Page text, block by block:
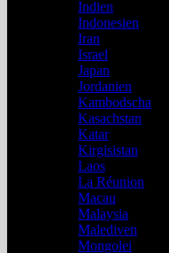
Indien
Indonesien
Iran
Israel
Japan
Jordanien
Kambodscha
Kasachstan
Katar
Kirgisistan
Laos
La Réunion
Macau
Malaysia
Malediven
Mongolei